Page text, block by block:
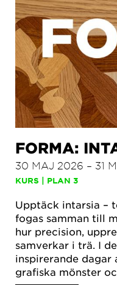
FORMA:
30 MAJ 2026 – 31
KURS | PLAN 3
Upptäck intarsia –
fogas samman till
hur precision,
samverkar i trä. I
inspirerande
grafiska mönster